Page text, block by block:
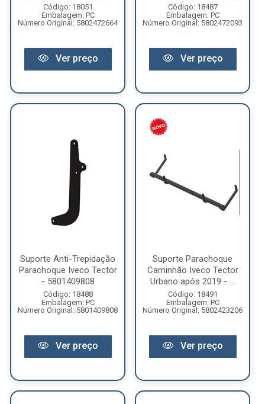
Código: 18051
Embalagem: PC
Número Original: 5802472664
Ver preço
Código: 18487
Embalagem: PC
Número Original: 5802472093
Ver preço
Suporte Anti-Trepidação
Parachoque Iveco Tector
- 5801409808
Código: 18488
Embalagem: PC
Número Original: 5801409808
Ver preço
Suporte Parachoque
Caminhão Iveco Tector
Urbano após 2019 - ...
Código: 18491
Embalagem: PC
Número Original: 5802423206
Ver preço